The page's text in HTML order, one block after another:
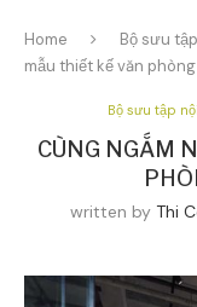
Home Bộ sưu
mẫu thiết kế văn
Bộ sưu tập
CÙNG NGẮM
written by Thi